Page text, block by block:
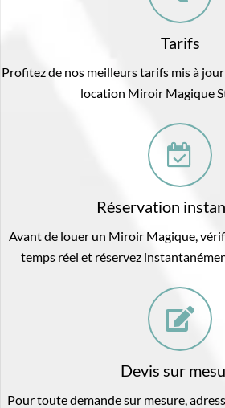
Tarifs
Profitez de nos meilleurs tarifs mis à
location Miroir Magique
Réservation
Avant de louer un Miroir Magique,
temps réel et réservez
Devis sur
Pour toute demande sur mesure,